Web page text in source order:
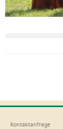
Kontaktanfrage